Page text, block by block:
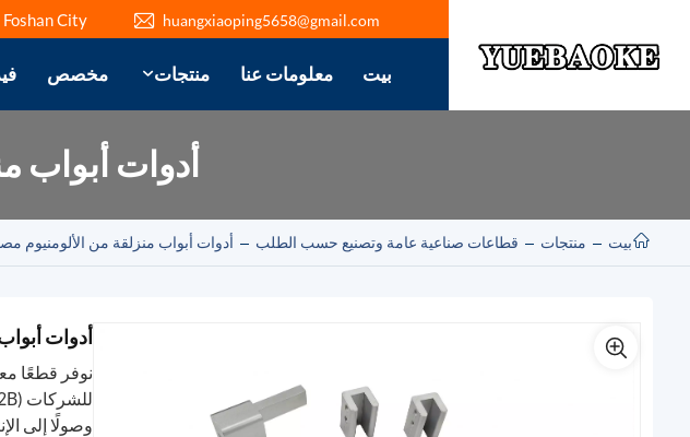
huangxiaoping5658@gmail.com
City
بيت معلومات عنا منتجات مخصص
أدوات أبواب
بيت منتجات قطاعات صناعية عامة وتصنيع حسب الطلب أدوات أبواب منزلقة من الألومنيوم
أدوات
نوفر قطعًا
وصولًا إلى